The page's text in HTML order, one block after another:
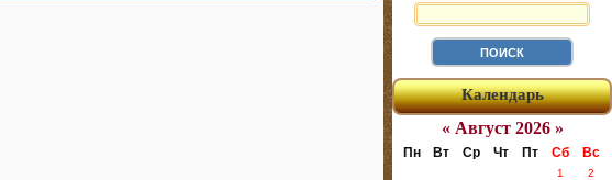
Календарь
« Август 2026 »
Пн Вт Ср Чт Пт Сб Вс
1
2